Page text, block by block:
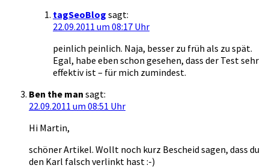
tagSeoBlog sagt:
22.09.2011 um 08:17 Uhr
peinlich peinlich. Naja, besser zu früh als zu spät.
Egal, habe eben schon gesehen, dass der Test sehr
effektiv ist – für mich zumindest.
Ben the man sagt:
22.09.2011 um 08:51 Uhr
Hi Martin,
schöner Artikel. Wollt noch kurz Bescheid sagen, dass du
den Karl falsch verlinkt hast :-)